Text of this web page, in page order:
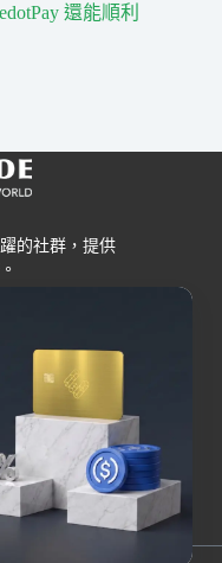
還能順利
的社群，提供
交易所
Bybit
OKX
HOYA BIT
其他